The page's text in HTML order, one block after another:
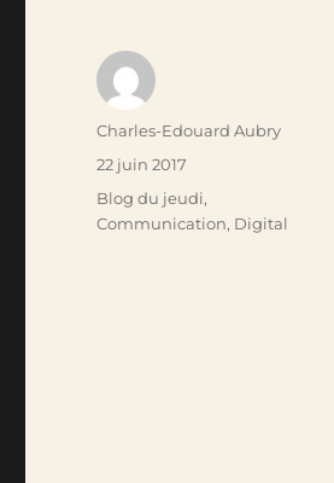
Auteur
Charles-Edouard Aubry
Publié
le
22 juin 2017
Catégories
Blog du jeudi,
Communication, Digital